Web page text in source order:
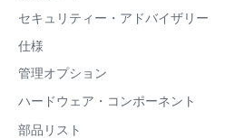
セキュリティー・アドバイザリー
仕様
管理オプション
ハードウェア・コンポーネント
部品リスト